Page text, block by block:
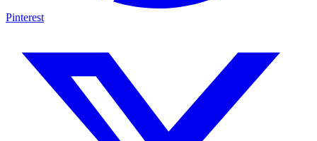
Pinterest